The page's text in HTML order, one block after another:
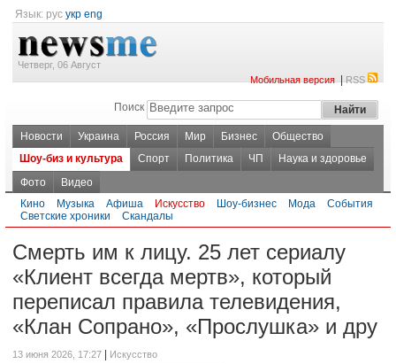
Язык: рус укр eng
Четверг, 06 Август
Мобильная версия|RSS
Поиск
Новости Украина Россия Мир Бизнес
Общество
Шоу-биз и культура
Спорт Политика ЧП
Наука и здоровье
Фото
Видео
Кино
Музыка Афиша Искусство Шоу-бизнес Мода
События
Светские хроники
Скандалы
Смерть им к лицу. 25 лет сериалу
«Клиент всегда мертв», который
переписал правила телевидения,
«Клан Сопрано», «Прослушка» и дру
13 июня 2026, 17:27 Искусство